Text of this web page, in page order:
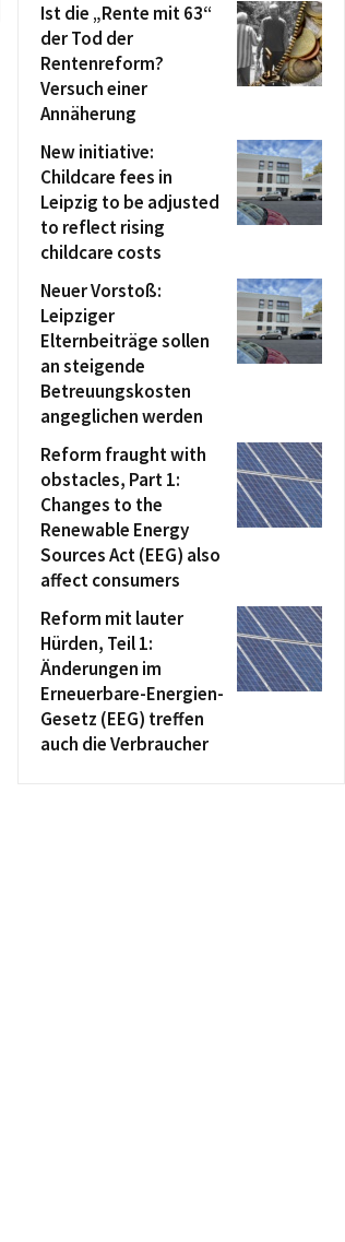
Ist die „Rente mit 63“
der Tod der
Rentenreform?
Versuch einer
Annäherung
New initiative:
Childcare fees in
Leipzig to be adjusted
to reflect rising
childcare costs
Neuer Vorstoß:
Leipziger
Elternbeiträge sollen
an steigende
Betreuungskosten
angeglichen werden
Reform fraught with
obstacles, Part 1:
Changes to the
Renewable Energy
Sources Act (EEG) also
affect consumers
Reform mit lauter
Hürden, Teil 1:
Änderungen im
Erneuerbare-Energien-
Gesetz (EEG) treffen
auch die Verbraucher